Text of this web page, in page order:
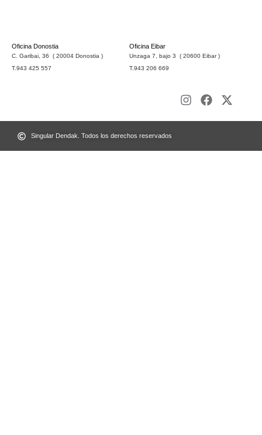
Oficina Donostia
C. Garibai, 36 ( 20004 Donostia )
T.943 425 557
Oficina Eibar
Unzaga 7, bajo 3 ( 20600 Eibar )
T.943 206 669
Singular Dendak. Todos los derechos reservados